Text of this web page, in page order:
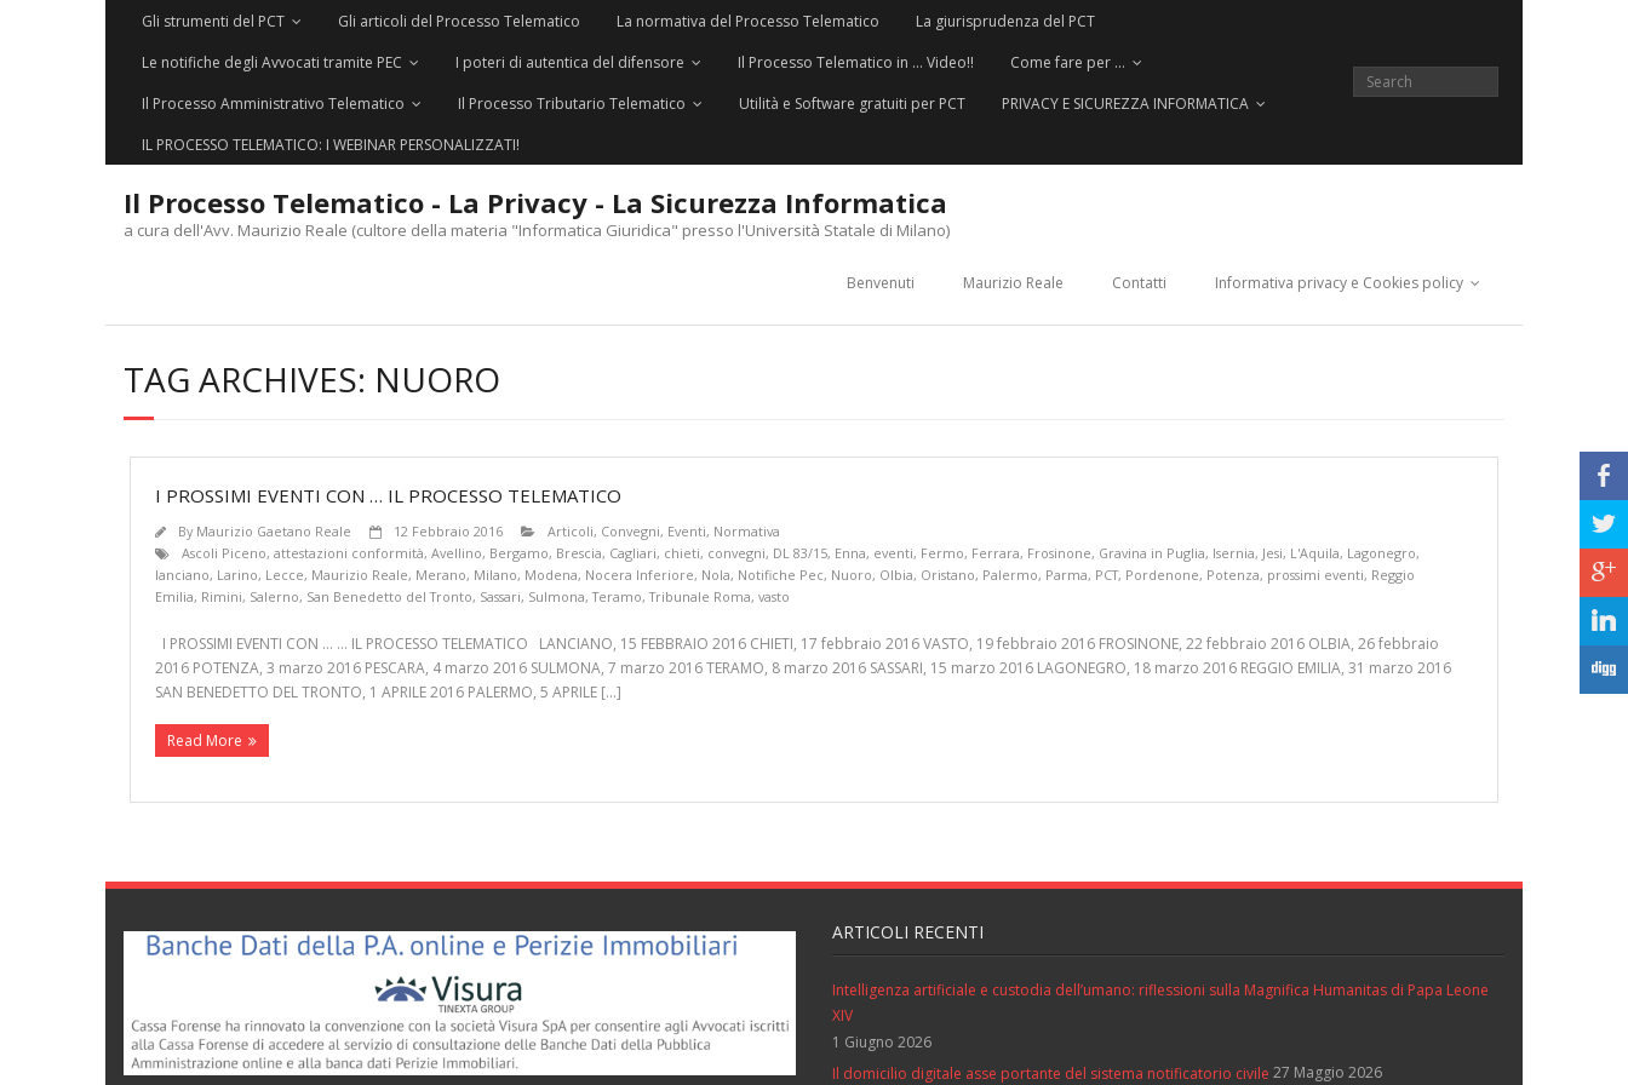
Gli strumenti del PCT Gli articoli del Processo Telematico La normativa del Processo Telematico
La giurisprudenza del PCT
Le notifiche degli Avvocati tramite PEC
I poteri di autentica del difensore Il Processo Telematico in … Video!!
Come fare per …
Il Processo Amministrativo Telematico
Il Processo Tributario Telematico Utilità e Software gratuiti per PCT
PRIVACY E SICUREZZA INFORMATICA
IL PROCESSO TELEMATICO: I WEBINAR PERSONALIZZATI!
Il Processo Telematico - La Privacy - La Sicurezza Informatica
a cura dell'Avv. Maurizio Reale (cultore della materia "Informatica Giuridica" presso l'Università Statale di Milano)
Benvenuti Maurizio Reale Contatti Informativa privacy e Cookies policy
TAG ARCHIVES: NUORO
I PROSSIMI EVENTI CON … IL PROCESSO TELEMATICO
By Maurizio Gaetano Reale 12 Febbraio 2016 Articoli, Convegni, Eventi, Normativa
Ascoli Piceno, attestazioni conformità, Avellino, Bergamo, Brescia, Cagliari, chieti, convegni, DL 83/15, Enna, eventi, Fermo, Ferrara, Frosinone, Gravina in Puglia, Isernia, Jesi, L'Aquila, Lagonegro,
lanciano, Larino, Lecce, Maurizio Reale, Merano, Milano, Modena, Nocera Inferiore, Nola, Notifiche Pec, Nuoro, Olbia, Oristano, Palermo, Parma, PCT, Pordenone, Potenza, prossimi eventi, Reggio
Emilia, Rimini, Salerno, San Benedetto del Tronto, Sassari, Sulmona,Teramo,Tribunale Roma, vasto
I PROSSIMI EVENTI CON … … IL PROCESSO TELEMATICO LANCIANO, 15 FEBBRAIO 2016 CHIETI, 17 febbraio 2016 VASTO, 19 febbraio 2016 FROSINONE, 22 febbraio 2016 OLBIA, 26 febbraio
2016 POTENZA, 3 marzo 2016 PESCARA, 4 marzo 2016 SULMONA, 7 marzo 2016 TERAMO, 8 marzo 2016 SASSARI, 15 marzo 2016 LAGONEGRO, 18 marzo 2016 REGGIO EMILIA, 31 marzo 2016
SAN BENEDETTO DEL TRONTO, 1 APRILE 2016 PALERMO, 5 APRILE […]
Read More
ARTICOLI RECENTI
Intelligenza artificiale e custodia dell’umano: riflessioni sulla Magnifica Humanitas di Papa Leone
XIV
1 Giugno 2026
Il domicilio digitale asse portante del sistema notificatorio civile 27 Maggio 2026
b
a
c
j
F